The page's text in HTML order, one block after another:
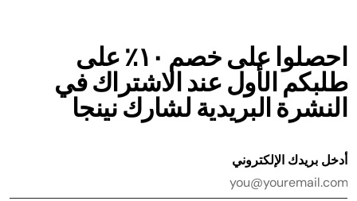
احصلوا على خصم ١٠٪ على
طلبكم الأول عند الاشتراك في
النشرة البريدية لشارك نينجا
أدخل بريدك الإلكتروني